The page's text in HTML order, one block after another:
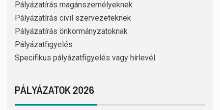
Pályázatírás magánszemélyeknek
Pályázatírás civil szervezeteknek
Pályázatírás önkormányzatoknak
Pályázatfigyelés
Specifikus pályázatfigyelés vagy hírlevél
PÁLYÁZATOK 2026